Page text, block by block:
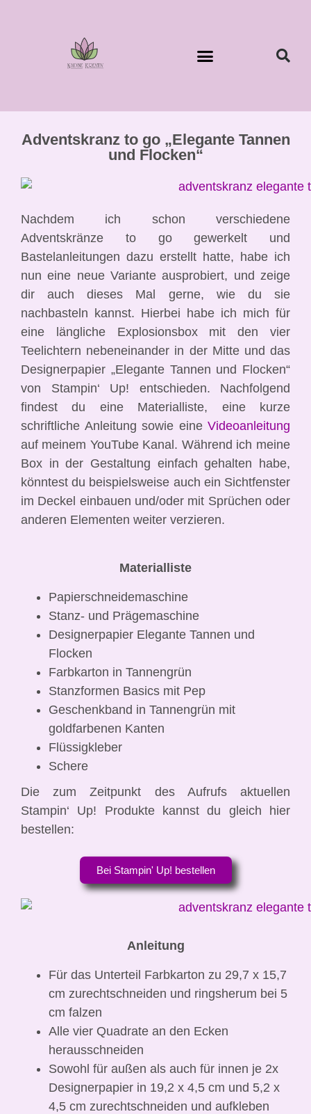
Adventskranz to go „Elegante Tannen
und Flocken“
Nachdem ich schon verschiedene
Adventskränze to go gewerkelt und
Bastelanleitungen dazu erstellt hatte, habe ich
nun eine neue Variante ausprobiert, und zeige
dir auch dieses Mal gerne, wie du sie
nachbasteln kannst. Hierbei habe ich mich für
eine längliche Explosionsbox mit den vier
Teelichtern nebeneinander in der Mitte und das
Designerpapier „Elegante Tannen und Flocken“
von Stampin‘ Up! entschieden. Nachfolgend
findest du eine Materialliste, eine kurze
schriftliche Anleitung sowie eine Videoanleitung
auf meinem YouTube Kanal. Während ich meine
Box in der Gestaltung einfach gehalten habe,
könntest du beispielsweise auch ein Sichtfenster
im Deckel einbauen und/oder mit Sprüchen oder
anderen Elementen weiter verzieren.
Materialliste
Papierschneidemaschine
Stanz- und Prägemaschine
Designerpapier Elegante Tannen und
Flocken
Farbkarton in Tannengrün
Stanzformen Basics mit Pep
Geschenkband in Tannengrün mit
goldfarbenen Kanten
Flüssigkleber
Schere
Die zum Zeitpunkt des Aufrufs aktuellen
Stampin‘ Up! Produkte kannst du gleich hier
bestellen:
Bei Stampin' Up! bestellen
Anleitung
Für das Unterteil Farbkarton zu 29,7 x 15,7
cm zurechtschneiden und ringsherum bei 5
cm falzen
Alle vier Quadrate an den Ecken
herausschneiden
Sowohl für außen als auch für innen je 2x
Designerpapier in 19,2 x 4,5 cm und 5,2 x
4,5 cm zurechtschneiden und aufkleben